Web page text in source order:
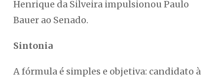
Henrique da Silveira impulsionou Paulo
Bauer ao Senado.
Sintonia
A fórmula é simples e objetiva: candidato à